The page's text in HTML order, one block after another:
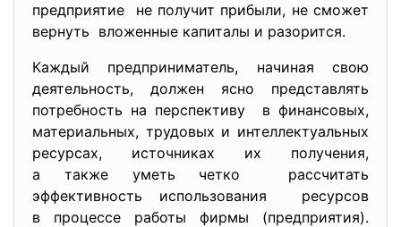
предприятие не получит прибыли, не сможет
вернуть вложенные капиталы и разорится.
Каждый предприниматель, начиная свою
деятельность, должен ясно представлять
потребность на перспективу в финансовых,
материальных, трудовых и интеллектуальных
ресурсах, источниках их получения,
а также уметь четко рассчитать
эффективность использования ресурсов
в процессе работы фирмы (предприятия).